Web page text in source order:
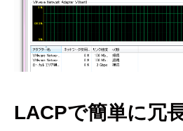
LACPで簡単に冗